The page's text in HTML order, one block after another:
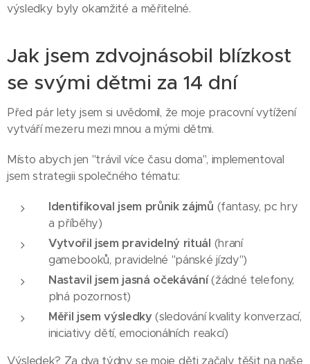
výsledky byly okamžité a měřitelné.
Jak jsem zdvojnásobil blízkost
se svými dětmi za 14 dní
Před pár lety jsem si uvědomil, že moje pracovní vytížení
vytváří mezeru mezi mnou a mými dětmi.
Místo abych jen "trávil více času doma", implementoval
jsem strategii společného tématu:
Identifikoval jsem průnik zájmů (fantasy, pc hry
a příběhy)
Vytvořil jsem pravidelný rituál (hraní
gamebooků, pravidelné "pánské jízdy")
Nastavil jsem jasná očekávání(žádné telefony,
plná pozornost)
Měřil jsem výsledky (sledování kvality konverzací,
iniciativy dětí, emocionálních reakcí)
Výsledek? Za dva týdny se moje děti začaly těšit na naše